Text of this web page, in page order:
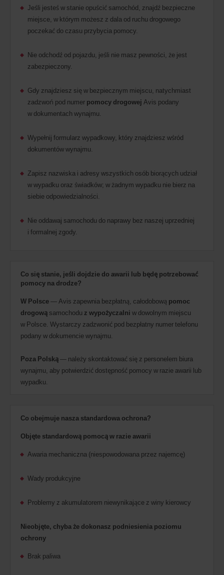
Jeśli jesteś w stanie opuścić samochód, znajdź bezpieczne
miejsce, w którym możesz z dala od ruchu drogowego
poczekać do czasu przybycia pomocy.
Nie odchodź od pojazdu, jeśli nie masz pewności, że jest
zabezpieczony.
Gdy znajdziesz się w bezpiecznym miejscu, natychmiast
zadzwoń pod numer pomocy drogowej Avis podany
w dokumentach wynajmu.
Wypełnij formularz wypadkowy, który znajdziesz wśród
dokumentów wynajmu.
Zapisz nazwiska i adresy wszystkich osób biorących udział
w wypadku oraz świadków; w żadnym wypadku nie bierz na
siebie odpowiedzialności.
Nie oddawaj samochodu do naprawy bez naszej uprzedniej
i formalnej zgody.
Co się stanie, jeśli dojdzie do awarii lub będę potrzebować
pomocy na drodze?
W Polsce— Avis zapewnia bezpłatną, całodobową pomoc
drogową samochodu z wypożyczalni w dowolnym miejscu
w Polsce. Wystarczy zadzwonić pod bezpłatny numer telefonu
podany w dokumencie wynajmu.
Poza Polską— należy skontaktować się z personelem biura
wynajmu, aby potwierdzić dostępność pomocy w razie awarii lub
wypadku.
Co obejmuje nasza standardowa ochrona?
Objęte standardową pomocą w razie awarii
Awaria mechaniczna (niespowodowana przez najemcę)
Wady produkcyjne
Problemy z akumulatorem niewynikające z winy kierowcy
Nieobjęte, chyba że dokonasz podniesienia poziomu
ochrony
Brak paliwa